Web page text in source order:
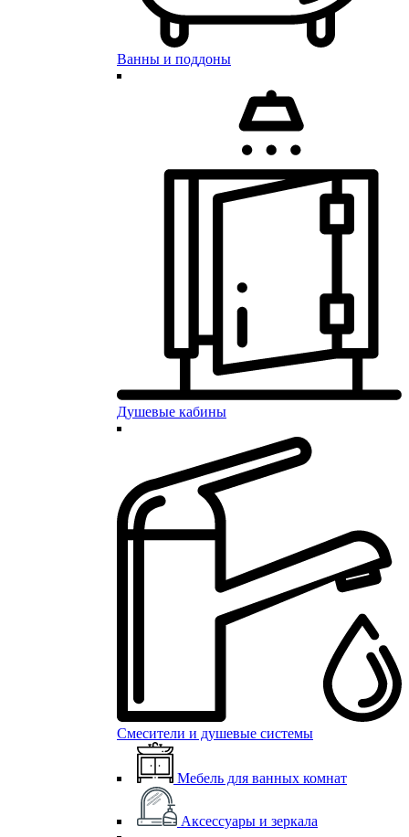
Ванны и поддоны
Душевые кабины
Смесители и душевые системы
Мебель для ванных комнат
Аксессуары и зеркала